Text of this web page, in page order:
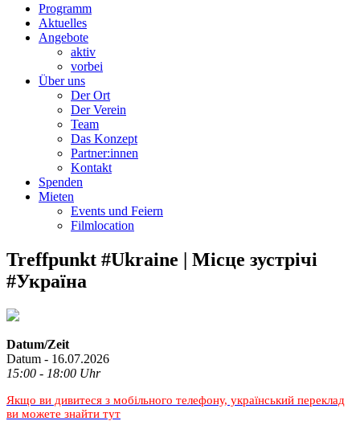
Programm
Aktuelles
Angebote
aktiv
vorbei
Über uns
Der Ort
Der Verein
Team
Das Konzept
Partner:innen
Kontakt
Spenden
Mieten
Events und Feiern
Filmlocation
Treffpunkt #Ukraine | Місце зустрічі
#Україна
Datum/Zeit
Datum - 16.07.2026
15:00 - 18:00 Uhr
Якщо ви дивитеся з мобільного телефону, український переклад
ви можете знайти тут